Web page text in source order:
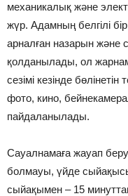
механикалық және
жүр. Адамның белгілі
арналған назарын және
қолданылады, ол
сезімі кезінде
фото, кино,
пайдаланылады.
Сауалнамаға жауап
болмауы, үйде
сыйақымен – 15